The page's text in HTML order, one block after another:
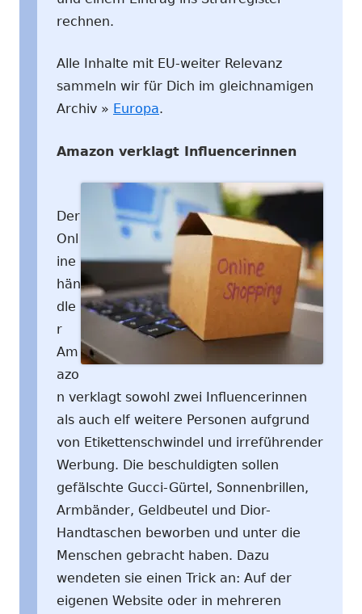
rechnen.
Alle Inhalte mit EU-weiter Relevanz
sammeln wir für Dich im gleichnamigen
Archiv » Europa.
Amazon verklagt Influencerinnen
Der
Onl
ine
hän
dle
r
Am
azo
n verklagt sowohl zwei Influencerinnen
als auch elf weitere Personen aufgrund
von Etikettenschwindel und irreführender
Werbung. Die beschuldigten sollen
gefälschte Gucci-Gürtel, Sonnenbrillen,
Armbänder, Geldbeutel und Dior-
Handtaschen beworben und unter die
Menschen gebracht haben. Dazu
wendeten sie einen Trick an: Auf der
eigenen Website oder in mehreren